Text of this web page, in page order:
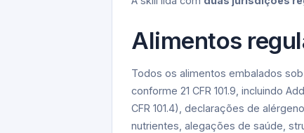
Alimentos
Todos os alimentos embalados
conforme 21 CFR 101.9, incluindo
CFR 101.4), declarações de
nutrientes, alegações de saúde,